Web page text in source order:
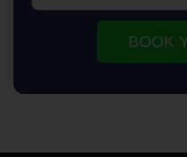
BOOK